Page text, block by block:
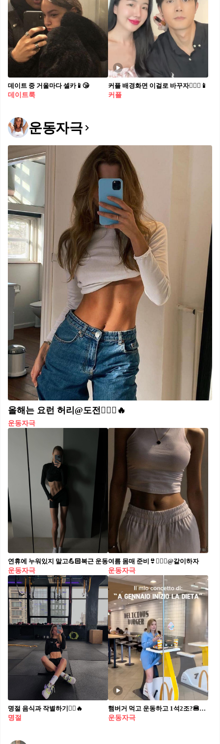
데이트 중 거울마다 셀카📱😘
데이트룩
커플 배경화면 이걸로 바꾸자👩‍❤️‍👨📱
커플
운동자극
올해는 요런 허리@도전🧘🏻‍♀️🔥
운동자극
연휴에 누워있지 말고💪🏻복근 운동
운동자극
여름 몸매 준비👙🏃🏻‍♀️@같이하자
운동자극
명절 음식과 작별하기🏃‍♀️🔥
명절
햄버거 먹고 운동하고 1석2조?🍔🚴‍♀️ 홍콩 맥도날드에 방문하면 흥미로운 광경을 볼 수 있습니다. 바로 운동을 위한 자전거가 테이블에 설치되어 있는 모습인데요. 이 자전거는 단순히 운동을 위한 것이 아니라 휴대폰 충전이라는 숨겨진 기능을 갖고 있습니다. 테이블 위 핸드폰을 올려놓고 자전거 페달을 밟으면 핸드폰이 충전되는데요. 맥도날드 홍콩에서 운영하는 자전거 핸드폰 충전 테이블이 한국에도 도입된다면 어떨까요? 맛있는 햄버거를 즐기면서 동시에 다이어트도 하고 핸드폰도 충전할 수 있는 이 아이디어는 한국 고객들에게도 큰 인기를 얻을 것으로 예상됩니다.
운동자극